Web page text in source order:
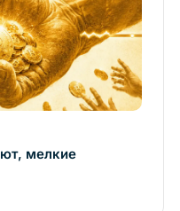
мелкие